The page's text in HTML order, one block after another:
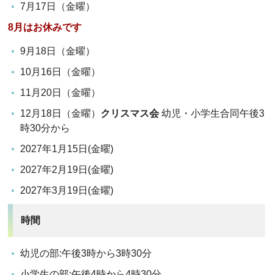
7月17日（金曜）
8月はお休みです
9月18日（金曜）
10月16日（金曜）
11月20日（金曜）
12月18日（金曜） クリスマス会幼児・小学生合同午後3
時30分から
2027年1月15日(金曜)
2027年2月19日(金曜)
2027年3月19日(金曜)
時間
幼児の部:午後3時から3時30分